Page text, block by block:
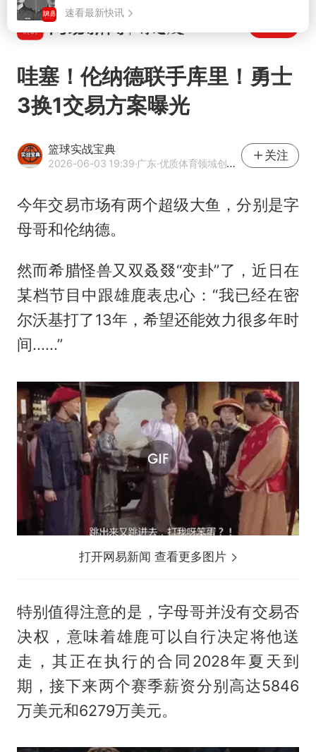
哇塞！伦纳德联手库里！勇士
3换1交易方案曝光
篮球实战宝典
2026-06-03 19:39·广东·优质体育领域创作者
关注
今年交易市场有两个超级大鱼，分别是字
母哥和伦纳德。
然而希腊怪兽又双叒叕“变卦”了，近日在
某档节目中跟雄鹿表忠心：“我已经在密
尔沃基打了13年，希望还能效力很多年时
间......”
打开网易新闻 查看更多图片
特别值得注意的是，字母哥并没有交易否
决权，意味着雄鹿可以自行决定将他送
走，其正在执行的合同2028年夏天到
期，接下来两个赛季薪资分别高达5846
万美元和6279万美元。